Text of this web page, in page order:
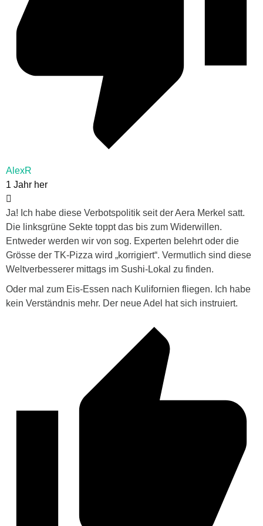
AlexR
1 Jahr her
Ja! Ich habe diese Verbotspolitik seit der Aera Merkel satt.
Die linksgrüne Sekte toppt das bis zum Widerwillen.
Entweder werden wir von sog. Experten belehrt oder die
Grösse der TK-Pizza wird „korrigiert“. Vermutlich sind diese
Weltverbesserer mittags im Sushi-Lokal zu finden.
Oder mal zum Eis-Essen nach Kulifornien fliegen. Ich habe
kein Verständnis mehr. Der neue Adel hat sich instruiert.